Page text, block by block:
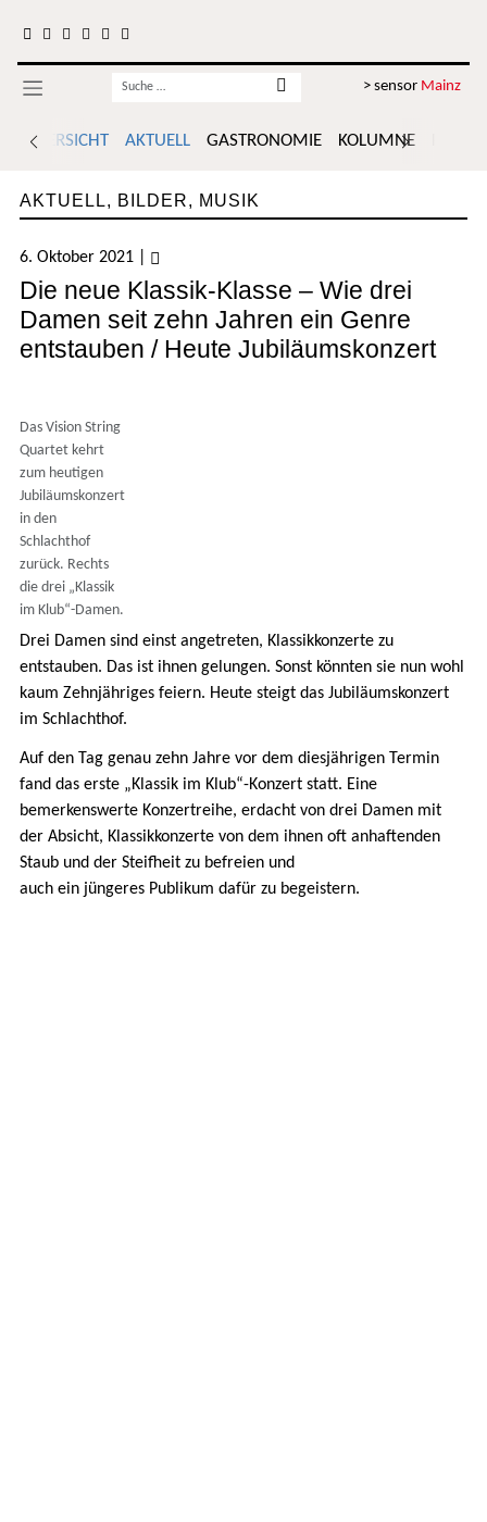
Username > sensor Mainz
ÜBERSICHT AKTUELL GASTRONOMIE KOLUMNE
AKTUELL, BILDER, MUSIK
6. Oktober 2021
Die neue Klassik-Klasse – Wie drei
Damen seit zehn Jahren ein Genre
entstauben / Heute Jubiläumskonzert
Das Vision String
Quartet kehrt
zum heutigen
Jubiläumskonzert
in den
Schlachthof
zurück. Rechts
die drei „Klassik
im Klub“-Damen.
Drei Damen sind einst angetreten, Klassikkonzerte zu
entstauben. Das ist ihnen gelungen. Sonst könnten sie nun wohl
kaum Zehnjähriges feiern. Heute steigt das Jubiläumskonzert
im Schlachthof.
Auf den Tag genau zehn Jahre vor dem diesjährigen Termin
fand das erste „Klassik im Klub“-Konzert statt. Eine
bemerkenswerte Konzertreihe, erdacht von drei Damen mit
der Absicht, Klassikkonzerte von dem ihnen oft anhaftenden
Staub und der Steifheit zu befreien und
auch ein jüngeres Publikum dafür zu begeistern.